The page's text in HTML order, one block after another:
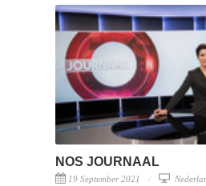
NOS JOURNAAL
19 September 2021